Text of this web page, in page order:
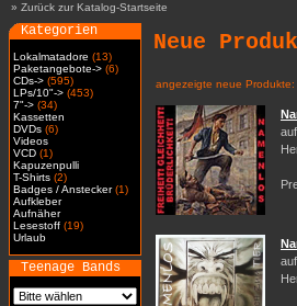
» Zurück zur Katalog-Startseite
Kategorien
Lokalmatadore (13)
Paketangebote-> (6)
CDs-> (595)
LPs/10"-> (453)
7"-> (34)
Kassetten
DVDs (6)
Videos
VCD (1)
Kapuzenpulli
T-Shirts (2)
Badges / Anstecker(1)
Aufkleber
Aufnäher
Lesestoff (19)
Urlaub
Teenage Bands
Neue
angezeigte neue Produkte: